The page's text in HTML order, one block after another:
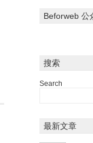
Beforweb 公
搜索
Search
最新文章